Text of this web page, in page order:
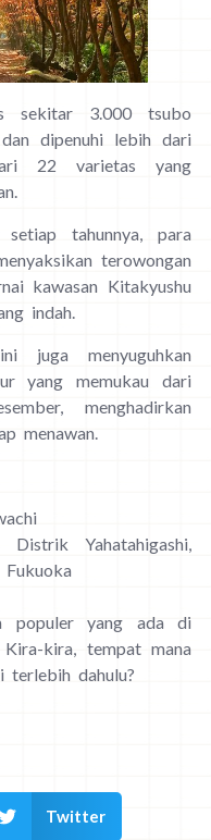
sekitar 3.000 tsubo
dipenuhi lebih dari
22 varietas yang
tahunnya, para
terowongan
kawasan Kitakyushu
indah.
juga menyuguhkan
yang memukau dari
menghadirkan
menawan.
Yahatahigashi,
populer yang ada di
kira, tempat mana
terlebih dahulu?
Twitter